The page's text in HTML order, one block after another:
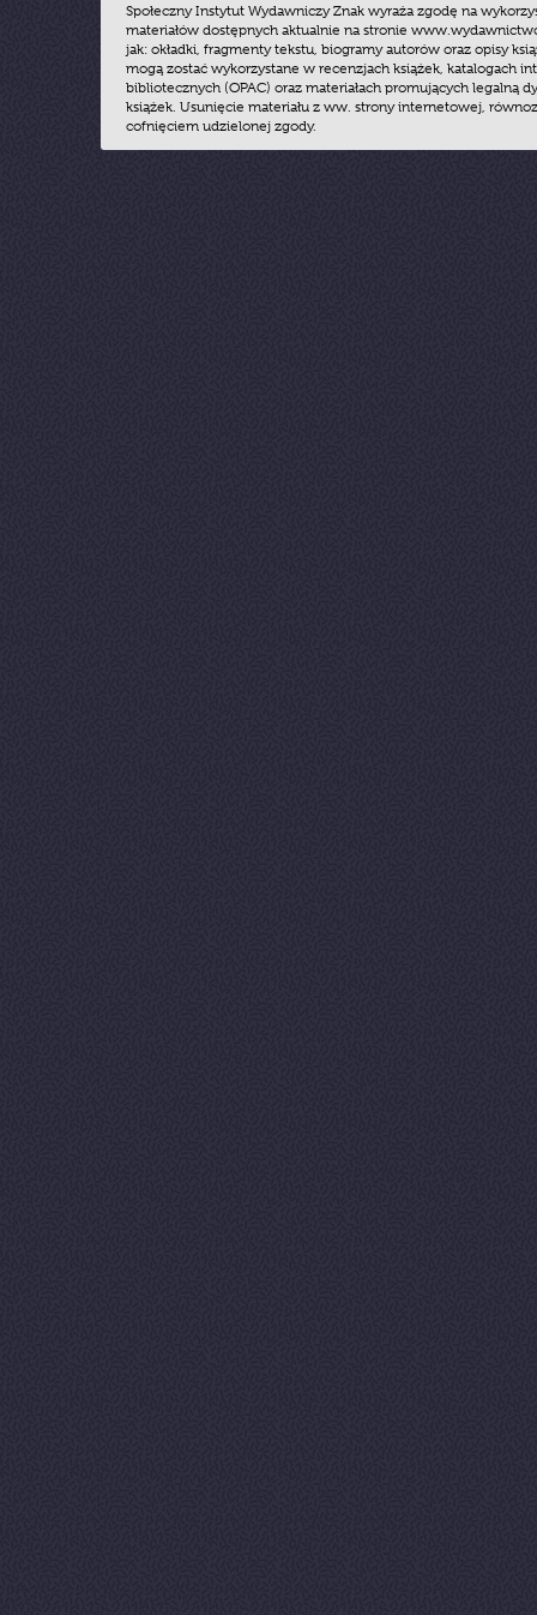
Społeczny Instytut Wydawniczy Znak wyraża zgodę na
materiałów dostępnych aktualnie na stronie
jak: okładki, fragmenty tekstu, biogramy autorów oraz opisy
mogą zostać wykorzystane w recenzjach książek, katalogach
bibliotecznych (OPAC) oraz materiałach promujących legalną
książek. Usunięcie materiału z ww. strony internetowej,
cofnięciem udzielonej zgody.